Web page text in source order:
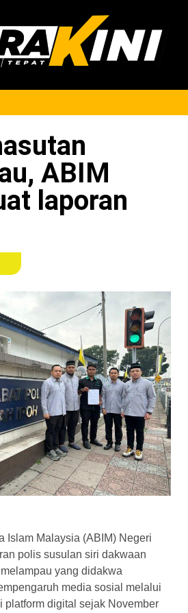
ABIM
laporan
Islam Malaysia (ABIM) Negeri
polis susulan siri dakwaan
yang didakwa
media sosial melalui
platform digital sejak November